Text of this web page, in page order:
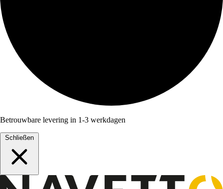
Betrouwbare levering in 1-3 werkdagen
Schließen